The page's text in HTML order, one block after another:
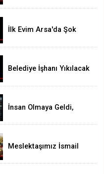
Gelinir!
İlk Evim Arsa'da Şok
Arsa 3,19 Milyon Liraya
Belediye İşhanı Yıkılacak
İnsan Olmaya Geldi,
Meslektaşımız İsmail